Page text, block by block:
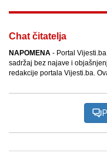
Chat čitatelja
NAPOMENA - Portal
sadržaj bez najave i
redakcije portala Vijesti.ba.